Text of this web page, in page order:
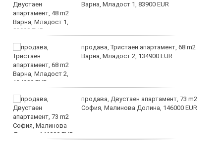
Варна, Младост 1, 83900 EUR
продава, Тристаен апартамент, 68 m2
Варна, Младост 2, 134900 EUR
продава, Двустаен апартамент, 73 m2
София, Малинова Долина, 146000 EUR